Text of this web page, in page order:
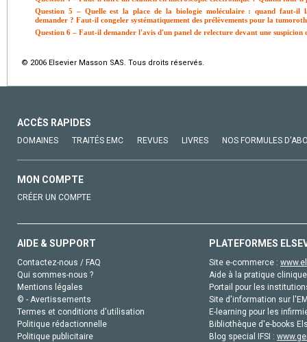
Question 5 – Quelle est la place de la biologie moléculaire : quand faut-il
demander ? Faut-il congeler systématiquement des prélèvements pour la
Question 6 – Faut-il demander l'avis d'un panel de relecture devant une
© 2006 Elsevier Masson SAS. Tous droits réservés.
ACCÈS RAPIDES
DOMAINES TRAITÉS EMC REVUES LIVRES NOS FORMULES
MON COMPTE
CRÉER UN COMPTE
AIDE & SUPPORT
Contactez-nous / FAQ
Qui sommes-nous ?
Mentions légales
© - Avertissements
Termes et conditions d'utilisation
Politique rédactionnelle
Politique publicitaire
PLATEFORMES
Site e-commerce :
Aide à la pratique
Portail pour les
Site d'information sur
E-learning pour les
Bibliothèque d'e-books
Blog special IFSI :